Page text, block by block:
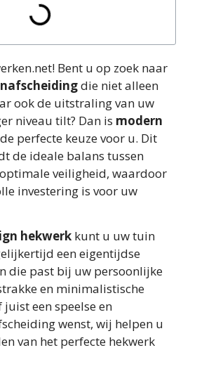
Bent u op zoek naar
die niet alleen
ook de uitstraling van uw
niveau tilt? Dan is modern
de perfecte keuze voor u. Dit
de ideale balans tussen
veiligheid, waardoor
investering is voor uw
hekwerk kunt u uw tuin
een eigentijdse
die past bij uw persoonlijke
en minimalistische
een speelse en
wenst, wij helpen u
van het perfecte hekwerk